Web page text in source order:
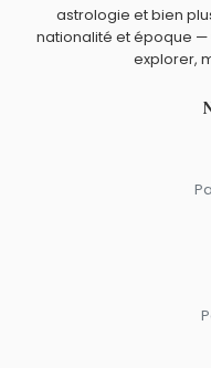
astrologie et bien
nationalité et époque
explorer,